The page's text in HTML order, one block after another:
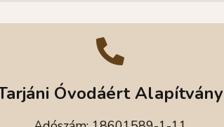
Óvodáért Alapítvány